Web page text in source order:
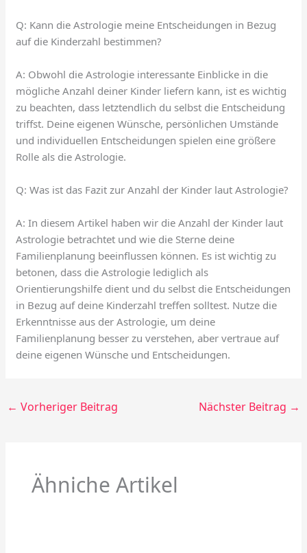
Q: Kann die Astrologie meine Entscheidungen in Bezug
auf die Kinderzahl bestimmen?
A: Obwohl die Astrologie interessante Einblicke in die
mögliche Anzahl deiner Kinder liefern kann, ist es wichtig
zu beachten, dass letztendlich du selbst die Entscheidung
triffst. Deine eigenen Wünsche, persönlichen Umstände
und individuellen Entscheidungen spielen eine größere
Rolle als die Astrologie.
Q: Was ist das Fazit zur Anzahl der Kinder laut Astrologie?
A: In diesem Artikel haben wir die Anzahl der Kinder laut
Astrologie betrachtet und wie die Sterne deine
Familienplanung beeinflussen können. Es ist wichtig zu
betonen, dass die Astrologie lediglich als
Orientierungshilfe dient und du selbst die Entscheidungen
in Bezug auf deine Kinderzahl treffen solltest. Nutze die
Erkenntnisse aus der Astrologie, um deine
Familienplanung besser zu verstehen, aber vertraue auf
deine eigenen Wünsche und Entscheidungen.
← Vorheriger Beitrag Nächster Beitrag →
Ähniche Artikel